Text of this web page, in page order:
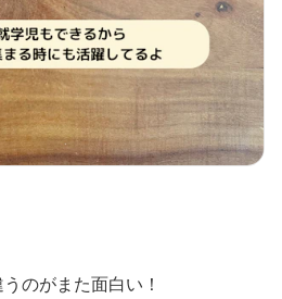
のがまた面白い！